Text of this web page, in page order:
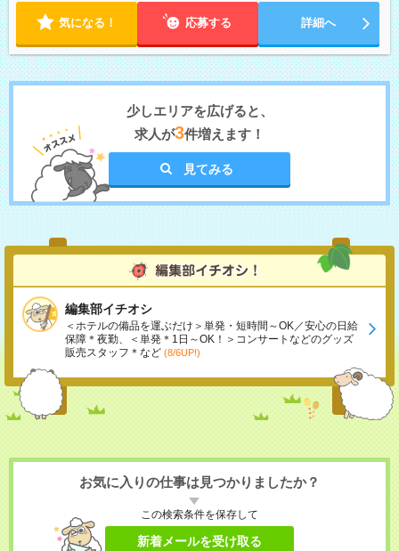
気になる！ 応募する 詳細へ
少しエリアを広げると、
求人が3件増えます！
見てみる
編集部イチオシ
＜ホテルの備品を運ぶだけ＞単発・短時間～OK／安心の日給
保障＊夜勤、＜単発＊1日～OK！＞コンサートなどのグッズ
販売スタッフ＊など (8/6UP!)
お気に入りの仕事は見つかりましたか？
この検索条件を保存して
新着メールを受け取る